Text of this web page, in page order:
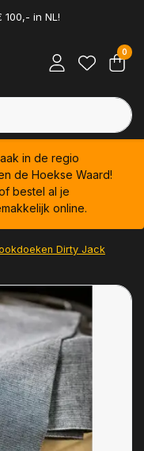
in NL!
0
in de regio
de Hoekse Waard!
bestel al je
online.
Dirty Jack